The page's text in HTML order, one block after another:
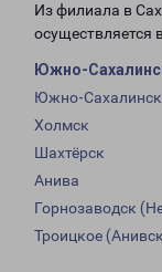
Из филиала в
осуществляется
Южно-
Южно-Сахалинск
Холмск
Шахтёрск
Анива
Горнозаводск
Троицкое